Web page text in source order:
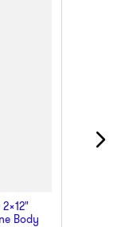
Body